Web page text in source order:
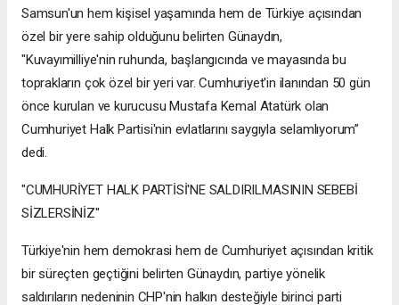
Samsun'un hem kişisel yaşamında hem de Türkiye açısından
özel bir yere sahip olduğunu belirten Günaydın,
"Kuvayımilliye'nin ruhunda, başlangıcında ve mayasında bu
toprakların çok özel bir yeri var. Cumhuriyet'in ilanından 50 gün
önce kurulan ve kurucusu Mustafa Kemal Atatürk olan
Cumhuriyet Halk Partisi'nin evlatlarını saygıyla selamlıyorum”
dedi.
"CUMHURİYET HALK PARTİSİ'NE SALDIRILMASININ SEBEBİ
SİZLERSİNİZ"
Türkiye'nin hem demokrasi hem de Cumhuriyet açısından kritik
bir süreçten geçtiğini belirten Günaydın, partiye yönelik
saldırıların nedeninin CHP'nin halkın desteğiyle birinci parti